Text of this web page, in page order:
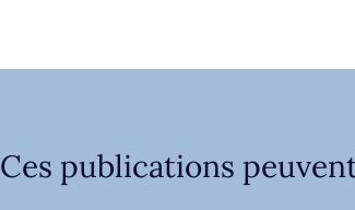
Ces publications